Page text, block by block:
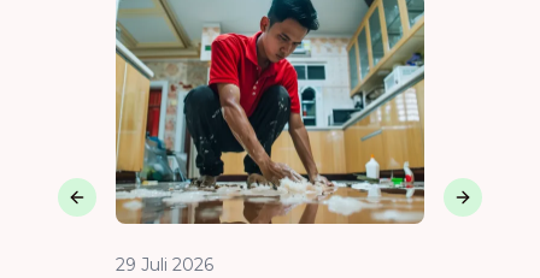
29 Juli 2026
Previous slide Next